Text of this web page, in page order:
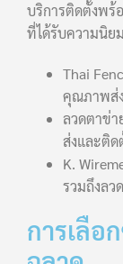
บริการติดตั้งพร้
ที่ได้รับความนิยม
Thai
คุณภาพส่
ลวดตาข่า
ส่งและติด
K.
รวมถึงลว
การเลือ